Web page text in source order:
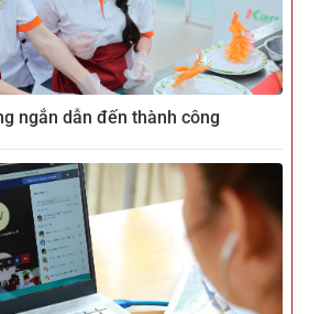
ngắn dẫn đến thành công